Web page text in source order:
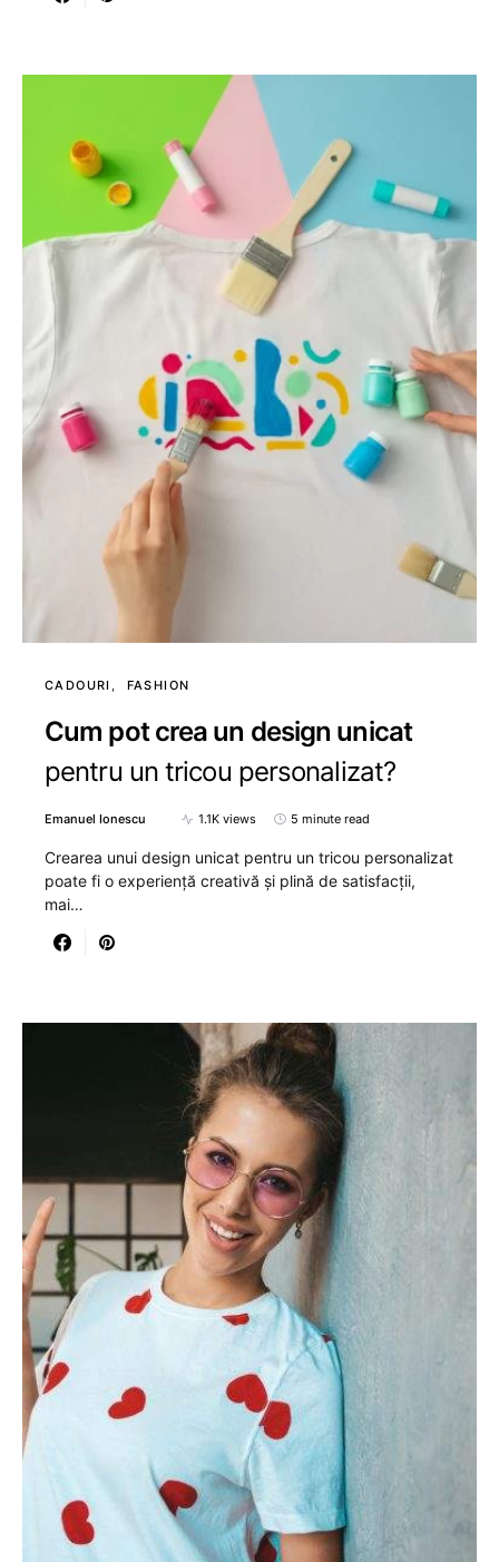
CADOURI FASHION
Cum pot crea un design unicat
pentru un tricou personalizat?
Emanuel Ionescu 1.1K views 5 minute read
Crearea unui design unicat pentru un tricou personalizat
poate fi o experiență creativă și plină de satisfacții,
mai…